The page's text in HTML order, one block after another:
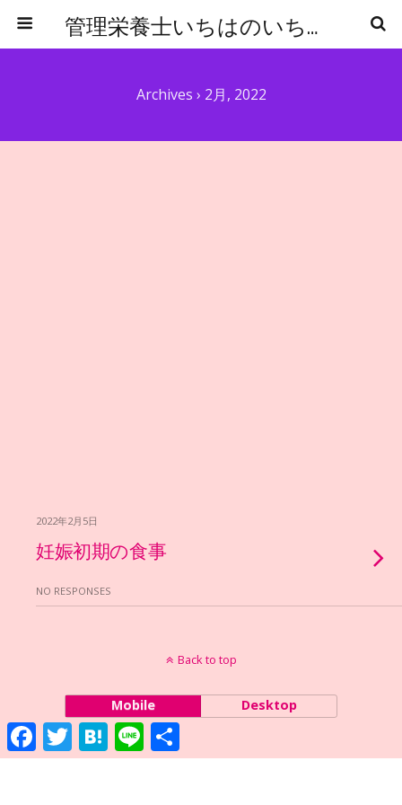
管理栄養士いちはのいちからはじめる食事管理
Archives › 2月, 2022
2022年2月5日
妊娠初期の食事
NO RESPONSES
Back to top
Mobile Desktop
FacebookTwitter Hatena Line